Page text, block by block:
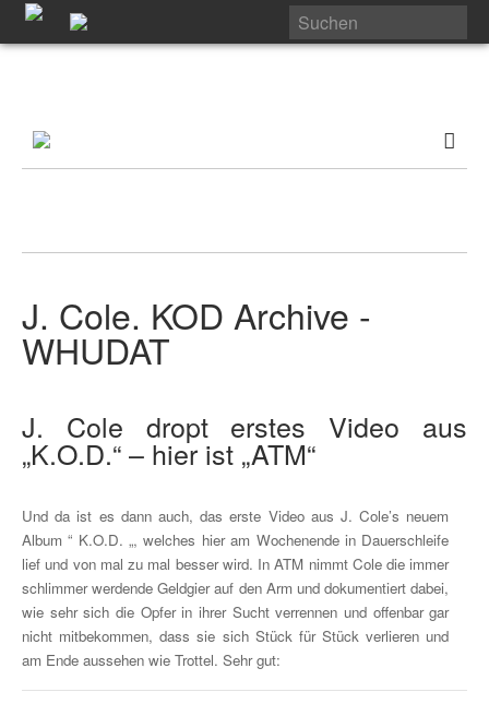
J. Cole. KOD Archive -
WHUDAT
J. Cole dropt erstes Video aus
„K.O.D.“ – hier ist „ATM“
Und da ist es dann auch, das erste Video aus J. Cole’s neuem
Album “ K.O.D. „, welches hier am Wochenende in Dauerschleife
lief und von mal zu mal besser wird. In ATM nimmt Cole die immer
schlimmer werdende Geldgier auf den Arm und dokumentiert dabei,
wie sehr sich die Opfer in ihrer Sucht verrennen und offenbar gar
nicht mitbekommen, dass sie sich Stück für Stück verlieren und
am Ende aussehen wie Trottel. Sehr gut: